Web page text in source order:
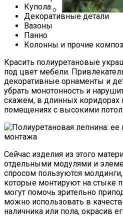
Арктическую
Купола
Декоративные детали
Вазоны
Панно
Колонны и прочие
Красить полиуретановые
под цвет мебели.
декоративные орнаменты и
убрать монотонность и
скажем, в длинных коридорах
помещениях с высокими
Сейчас изделия из этого
отдельными модулями и
спросом пользуются
которые монтируют на стыке
могут помочь зрительно
можно использовать в
наличника или пола, окрасив